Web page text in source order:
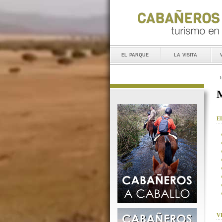
el parque la visita